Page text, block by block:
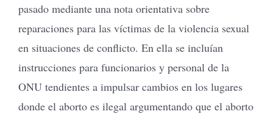
pasado mediante una nota orientativa sobre
reparaciones para las víctimas de la violencia sexual
en situaciones de conflicto. En ella se incluían
instrucciones para funcionarios y personal de la
ONU tendientes a impulsar cambios en los lugares
donde el aborto es ilegal argumentando que el aborto